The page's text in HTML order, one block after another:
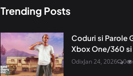
Trending Posts
Coduri si Parole
Xbox One/360
OdixJan 24, 2026 0